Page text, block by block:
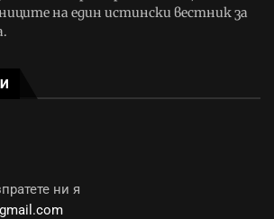
на един истински вестник за
ни я